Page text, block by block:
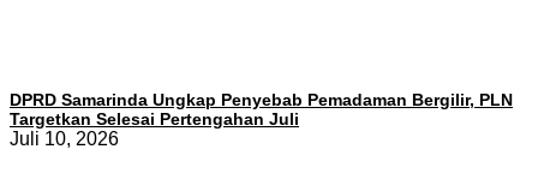
DPRD Samarinda Ungkap Penyebab Pemadaman Bergilir, PLN
Targetkan Selesai Pertengahan Juli
Juli 10, 2026